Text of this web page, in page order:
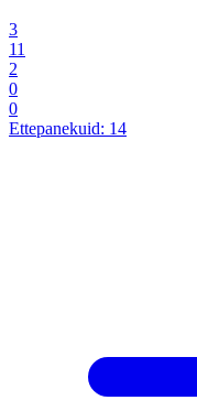
3
11
2
0
0
Ettepanekuid: 14